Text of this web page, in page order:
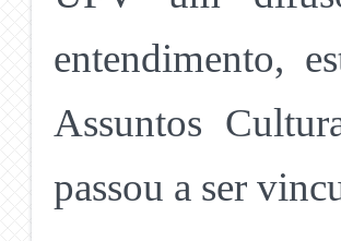
entendimento,
Assuntos
passou a ser